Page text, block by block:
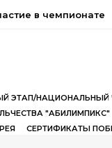
в чемпионате
ЭТАП/НАЦИОНАЛЬНЫЙ
"АБИЛИМПИКС"
СЕРТИФИКАТЫ